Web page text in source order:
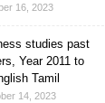
16, 2023
studies past
Year 2011 to
Tamil
14, 2023